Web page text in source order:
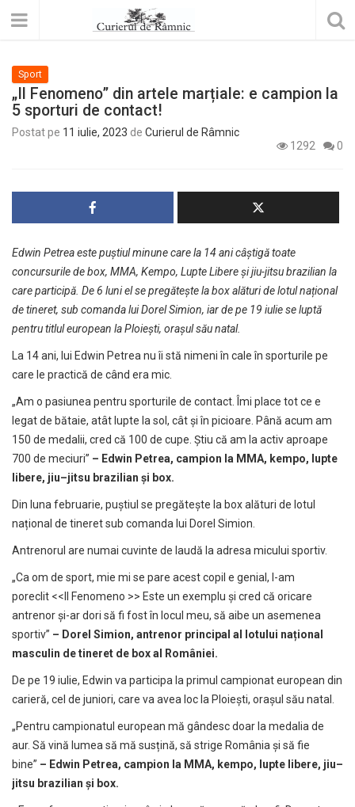
Sport
„Il Fenomeno” din artele marțiale: e campion la
5 sporturi de contact!
Postat pe 11 iulie, 2023 de Curierul de Râmnic
1292
0
Edwin Petrea este puștiul minunecare la 14 ani câștigă toate
concursurile debox, MMA, Kempo, Lupte Libereși jiu-jitsu brazilian la
care participă. De 6 luni el se pregătește la box alături de lotul național
de tineret, sub comanda lui Dorel Simion, iarde pe 19 iuliese luptă
pentru titlul european la Ploiești, orașul său natal.
La 14 ani, lui Edwin Petrea nu îi stă nimeni în cale în sporturile pe
care le practică de când era mic.
„Am o pasiunea pentru sporturile de contact. Îmi place tot ce e
legat de bătaie, atât lupte la sol, cât și în picioare. Până acum am
150 de medalii, cred că 100 de cupe. Știu că am la activ aproape
700 de meciuri” – Edwin Petrea, campion la MMA, kempo, lupte
libere, jiu–jitsu brazilian și box.
Din luna februarie, puștiul se pregătește la box alături de lotul
național de tineret sub comanda lui Dorel Simion.
Antrenorul are numai cuvinte de laudă la adresa micului sportiv.
„Ca om de sport, mie mi se pare acest copil e genial, l-am
poreclit <<Il Fenomeno >> Este un exemplu și cred că oricare
antrenor și-ar dori să fi fost în locul meu, să aibe un asemenea
sportiv” – Dorel Simion, antrenor principal al lotului național
masculin de tineret de box al României.
De pe 19 iulie, Edwin va participa la primul campionat european din
carieră, cel de juniori, care va avea loc la Ploiești, orașul său natal.
„Pentru campionatul european mă gândesc doar la medalia de
aur. Să vină lumea să mă susțină, să strige România și să fie
bine” – Edwin Petrea, campion la MMA, kempo, lupte libere, jiu–
jitsu brazilian și box.